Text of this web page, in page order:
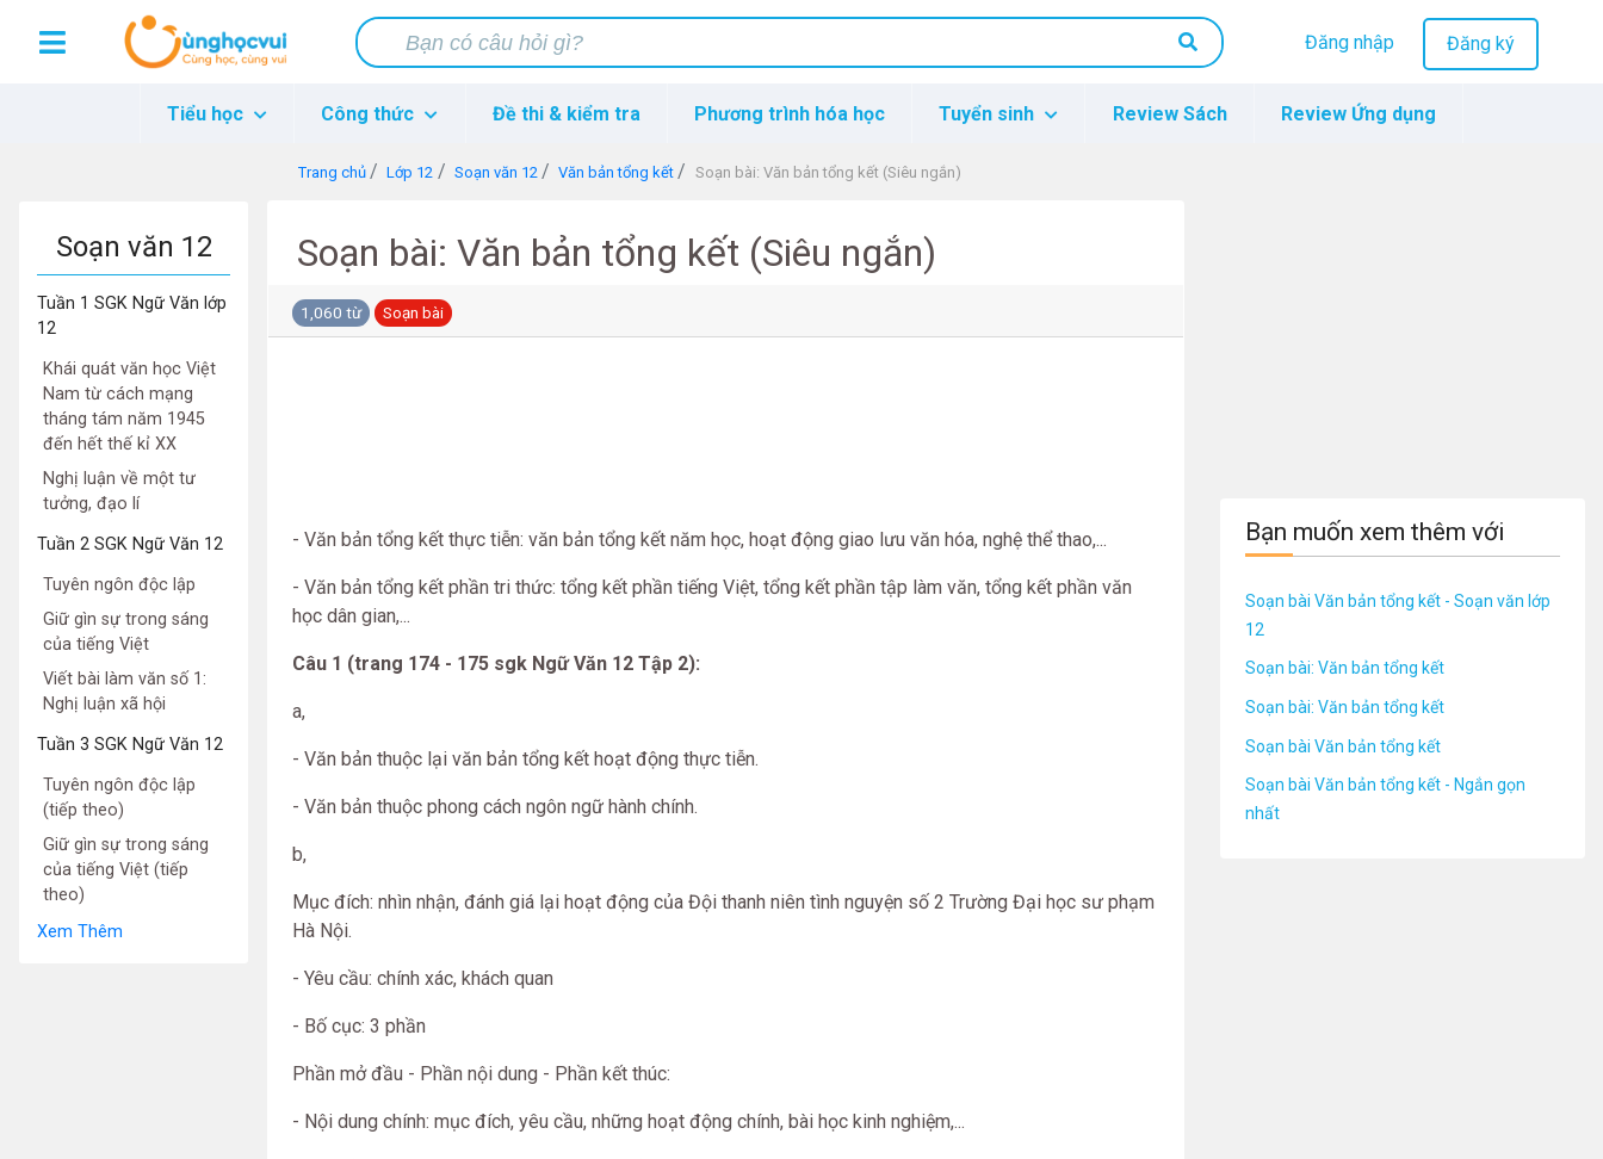
Đăng nhập Đăng ký
Tiểu học Công thức Đề thi & kiểm tra Phương trình hóa học Tuyển sinh Review Sách Review Ứng dụng
Trang chủ Lớp 12 Soạn văn 12 Văn bản tổng kết Soạn bài: Văn bản tổng kết (Siêu ngắn)
Soạn văn 12
Tuần 1 SGK Ngữ Văn lớp
12
Khái quát văn học Việt
Nam từ cách mạng
tháng tám năm 1945
đến hết thế kỉ XX
Nghị luận về một tư
tưởng, đạo lí
Tuần 2 SGK Ngữ Văn 12
Tuyên ngôn độc lập
Giữ gìn sự trong sáng
của tiếng Việt
Viết bài làm văn số 1:
Nghị luận xã hội
Tuần 3 SGK Ngữ Văn 12
Tuyên ngôn độc lập
(tiếp theo)
Giữ gìn sự trong sáng
của tiếng Việt (tiếp
theo)
Xem Thêm
Soạn bài: Văn bản tổng kết (Siêu ngắn)
1,060 từ Soạn bài
- Văn bản tổng kết thực tiễn: văn bản tổng kết năm học, hoạt động giao lưu văn hóa, nghệ thể thao,...
- Văn bản tổng kết phần tri thức: tổng kết phần tiếng Việt, tổng kết phần tập làm văn, tổng kết phần văn
học dân gian,...
Câu 1 (trang 174 - 175 sgk Ngữ Văn 12 Tập 2):
a,
- Văn bản thuộc lại văn bản tổng kết hoạt động thực tiễn.
- Văn bản thuộc phong cách ngôn ngữ hành chính.
b,
Mục đích: nhìn nhận, đánh giá lại hoạt động của Đội thanh niên tình nguyện số 2 Trường Đại học sư phạm
Hà Nội.
- Yêu cầu: chính xác, khách quan
- Bố cục: 3 phần
Phần mở đầu - Phần nội dung - Phần kết thúc:
- Nội dung chính: mục đích, yêu cầu, những hoạt động chính, bài học kinh nghiệm,...
Bạn muốn xem thêm với
Soạn bài Văn bản tổng kết - Soạn văn lớp
12
Soạn bài: Văn bản tổng kết
Soạn bài: Văn bản tổng kết
Soạn bài Văn bản tổng kết
Soạn bài Văn bản tổng kết - Ngắn gọn
nhất